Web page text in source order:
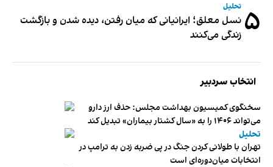
۵ تحلیل
نسل معلق؛ ایرانیانی که میان رفتن، دیده شدن و بازگشت
زندگی می‌کنند
انتخاب سردبیر
سخنگوی کمیسیون بهداشت مجلس: حذف ارز دارو
می‌تواند ۱۴۰۶ را به «سال کشتار بیماران» تبدیل کند
تحلیل
تهران با طولانی کردن جنگ در پی ضربه زدن به ترامپ در
انتخابات میان‌دوره‌ای است